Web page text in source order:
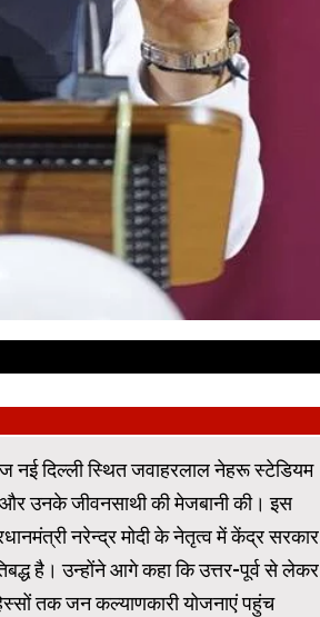
दिल्ली स्थित जवाहरलाल नेहरू स्टेडियम
और उनके जीवनसाथी की मेजबानी की। इस
नरेन्द्र मोदी के नेतृत्व में केंद्र सरकार
है। उन्होंने आगे कहा कि उत्तर-पूर्व से लेकर
तक जन कल्याणकारी योजनाएं पहुंच